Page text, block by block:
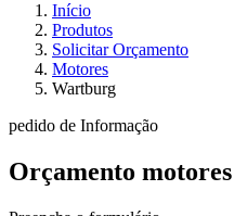
Início
Produtos
Solicitar Orçamento
Motores
Wartburg
pedido de Informação
Orçamento motores